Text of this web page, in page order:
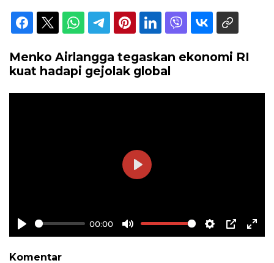
Menko Airlangga tegaskan ekonomi RI
kuat hadapi gejolak global
Play
00:00
Mute Settings
PIP
Play
Komentar